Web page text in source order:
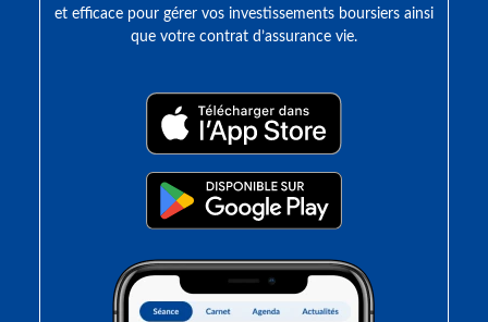
et efficace pour gérer vos investissements boursiers ainsi
que votre contrat d’assurance vie.